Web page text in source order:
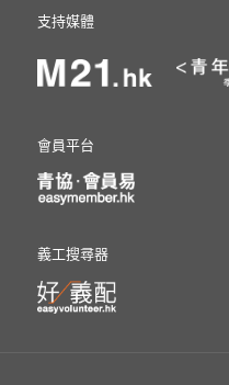
支持媒體
會員平台
義工搜尋器